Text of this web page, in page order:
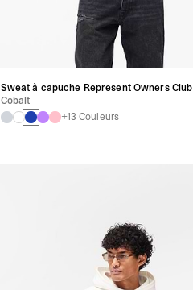
Sweat à capuche Represent Owners Club
Cobalt
+13 Couleurs